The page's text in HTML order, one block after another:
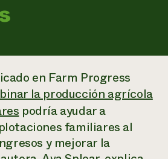
financieros
de productos electrónicos
de NorthWestern Energy
financiación
de comunicación
en Farm Progress
la producción agrícola
podría ayudar a
familiares al
y mejorar la